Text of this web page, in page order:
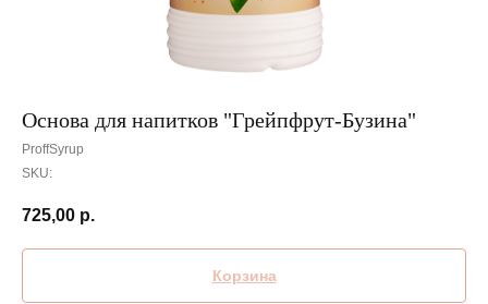
Основа для напитков "Грейпфрут-Бузина"
ProffSyrup
SKU:
725,00 р.
Корзина